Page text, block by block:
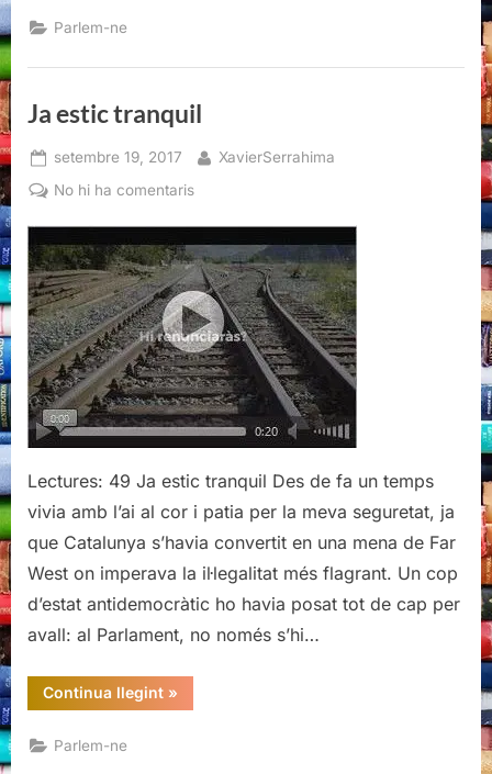
Parlem-ne
Ja estic tranquil
Posted
on
setembre 19, 2017 By
XavierSerrahima
No hi ha comentarisa
tranquil
Lectures: 49 Ja estic tranquil Des de fa un temps
vivia amb l’ai al cor i patia per la meva seguretat, ja
que Catalunya s’havia convertit en una mena de Far
West on imperava la il·legalitat més flagrant. Un cop
d’estat antidemocràtic ho havia posat tot de cap per
avall: al Parlament, no només s’hi…
Continua llegint“Ja
estic
»
Parlem-ne